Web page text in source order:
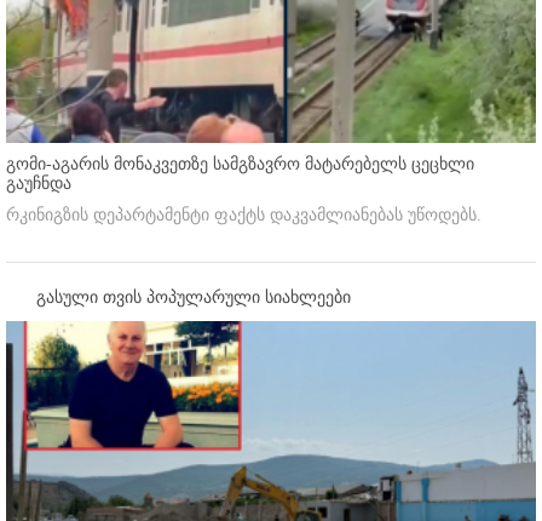
გომი-აგარის მონაკვეთზე სამგზავრო მატარებელს ცეცხლი
გაუჩნდა
რკინიგზის დეპარტამენტი ფაქტს დაკვამლიანებას უწოდებს.
გასული თვის პოპულარული სიახლეები